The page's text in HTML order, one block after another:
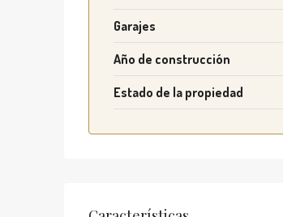
Garajes
Año de construcción
Estado de la propiedad